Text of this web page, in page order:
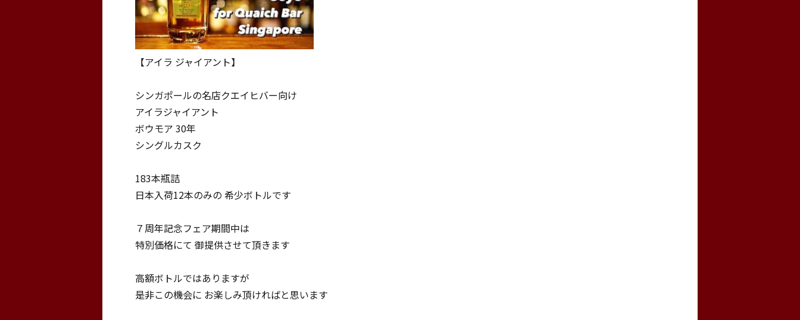
【アイラ ジャイアント】
シンガポールの名店クエイヒバー向け
アイラジャイアント
ボウモア 30年
シングルカスク
183本瓶詰
日本入荷12本のみの 希少ボトルです
７周年記念フェア期間中は
特別価格にて 御提供させて頂きます
高額ボトルではありますが
是非この機会に お楽しみ頂ければと思います